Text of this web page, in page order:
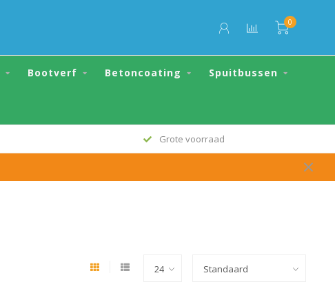
0
Bootverf Betoncoating Spuitbussen
Altijd de scherpste prijs